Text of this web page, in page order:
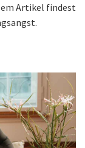
Artikel findest